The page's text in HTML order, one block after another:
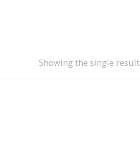
Showing the single result